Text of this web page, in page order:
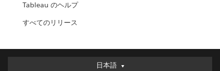
Tableau のヘルプ
すべてのリリース
日本語
日本語